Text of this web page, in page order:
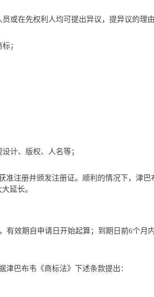
在先权利人均可提出异议，提异议的理由
；
计、版权、人名等；
注册并颁发注册证。顺利的情况下，津巴
延长。
效期自申请日开始起算；到期日前6个月
巴布韦《商标法》下述条款提出：